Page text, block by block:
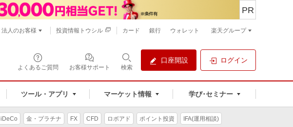
よくあるご質問 お客様サポート 検索
口座開設 ログイン
ツール・アプリ マーケット情報 学び･セミナー
PR
法人のお客様 投資情報トウシル カード 銀行 ウォレット 楽天グループ
iDeCo 金・プラチナ FX CFD ロボアド ポイント投資 IFA(運用相談)